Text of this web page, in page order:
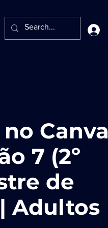
Canva
7 (2º
de
Adultos